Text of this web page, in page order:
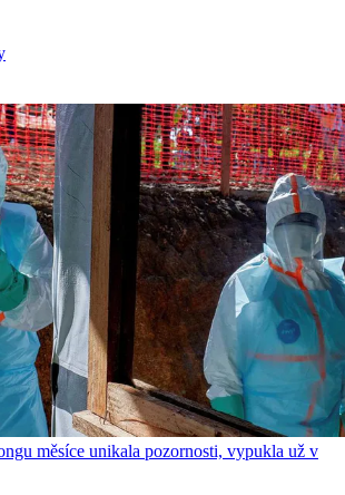
měsíce unikala pozornosti, vypukla už v